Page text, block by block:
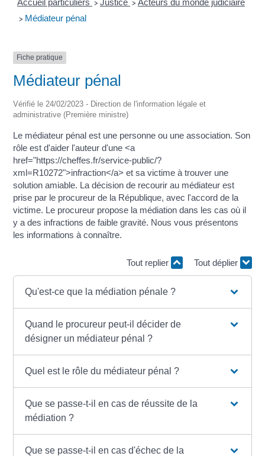
Accueil particuliers > Justice > Acteurs du monde judiciaire
> Médiateur pénal
Fiche pratique
Médiateur pénal
Vérifié le 24/02/2023 - Direction de l'information légale et
administrative (Première ministre)
Le médiateur pénal est une personne ou une association. Son
rôle est d'aider l'auteur d'une <a
href="https://cheffes.fr/service-public/?
xml=R10272">infraction</a> et sa victime à trouver une
solution amiable. La décision de recourir au médiateur est
prise par le procureur de la République, avec l'accord de la
victime. Le procureur propose la médiation dans les cas où il
y a des infractions de faible gravité. Nous vous présentons
les informations à connaître.
Tout replier Tout déplier
Qu'est-ce que la médiation pénale ?
Quand le procureur peut-il décider de
désigner un médiateur pénal ?
Quel est le rôle du médiateur pénal ?
Que se passe-t-il en cas de réussite de la
médiation ?
Que se passe-t-il en cas d'échec de la